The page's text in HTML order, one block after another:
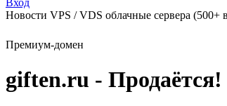
Вход
Новости VPS / VDS облачные сервера (500+
Премиум-домен
giften.ru - Продаётся!